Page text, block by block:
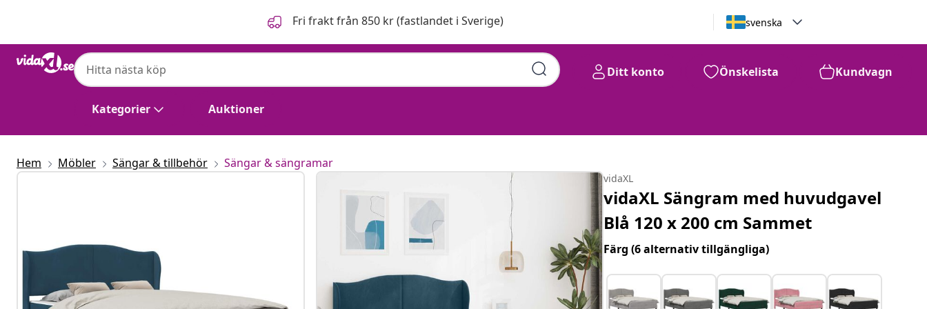
Fri frakt från 850 kr (fastlandet i Sverige) svenska
Kategorier Auktioner
Ditt konto Önskelista Kundvagn
Hem Möbler Sängar & tillbehör Sängar & sängramar
vidaXL
vidaXL Sängram med huvudgavel
Blå 120 x 200 cm Sammet
Färg(6 alternativ tillgängliga)